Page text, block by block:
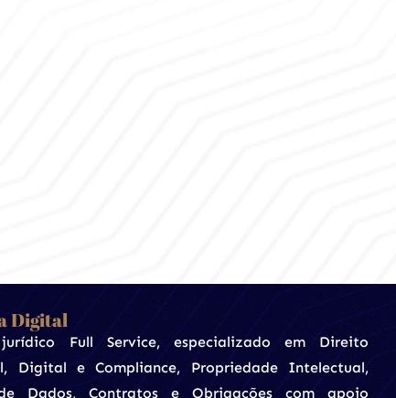
Digital
Full Service, especializado em Direito
Digital e Compliance, Propriedade Intelectual,
Dados, Contratos e Obrigações com apoio